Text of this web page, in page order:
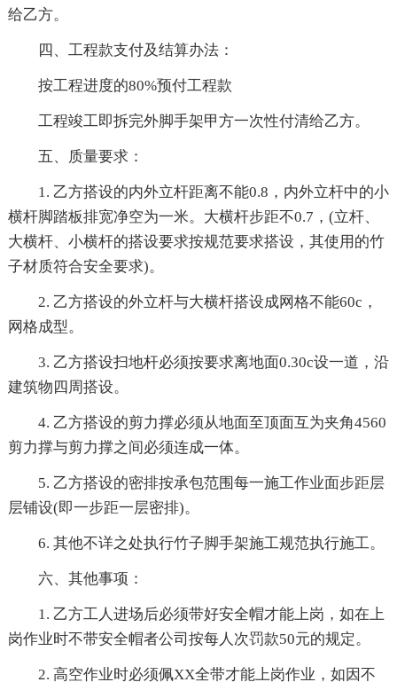
给乙方。
四、工程款支付及结算办法：
按工程进度的80%预付工程款
工程竣工即拆完外脚手架甲方一次性付清给乙方。
五、质量要求：
1. 乙方搭设的内外立杆距离不能0.8，内外立杆中的小
横杆脚踏板排宽净空为一米。大横杆步距不0.7，(立杆、
大横杆、小横杆的搭设要求按规范要求搭设，其使用的竹
子材质符合安全要求)。
2. 乙方搭设的外立杆与大横杆搭设成网格不能60c，
网格成型。
3. 乙方搭设扫地杆必须按要求离地面0.30c设一道，沿
建筑物四周搭设。
4. 乙方搭设的剪力撑必须从地面至顶面互为夹角4560
剪力撑与剪力撑之间必须连成一体。
5. 乙方搭设的密排按承包范围每一施工作业面步距层
层铺设(即一步距一层密排)。
6. 其他不详之处执行竹子脚手架施工规范执行施工。
六、其他事项：
1. 乙方工人进场后必须带好安全帽才能上岗，如在上
岗作业时不带安全帽者公司按每人次罚款50元的规定。
2. 高空作业时必须佩XX全带才能上岗作业，如因不